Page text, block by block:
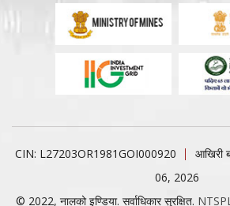
CIN: L27203OR1981GOI000920
आखिरी
06, 2026
© 2022, नालको इण्डिया. सर्वाधिकार सुरक्षित.